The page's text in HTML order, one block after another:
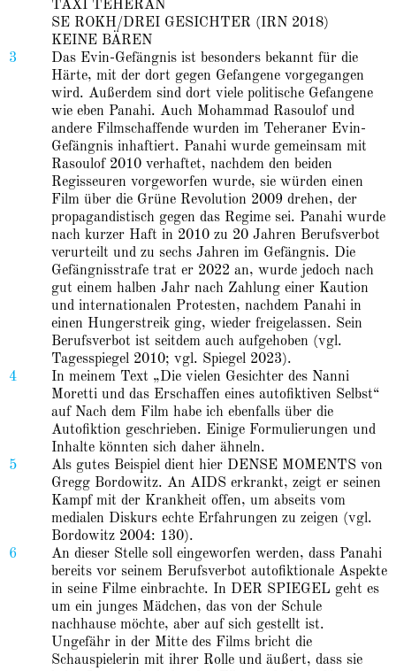
TAXI TEHERAN
SE ROKH/DREI GESICHTER (IRN 2018)
KEINE BÄREN
3
Das Evin-Gefängnis ist besonders bekannt für die
Härte, mit der dort gegen Gefangene vorgegangen
wird. Außerdem sind dort viele politische Gefangene
wie eben Panahi. Auch Mohammad Rasoulof und
andere Filmschaffende wurden im Teheraner Evin-
Gefängnis inhaftiert. Panahi wurde gemeinsam mit
Rasoulof 2010 verhaftet, nachdem den beiden
Regisseuren vorgeworfen wurde, sie würden einen
Film über die Grüne Revolution 2009 drehen, der
propagandistisch gegen das Regime sei. Panahi wurde
nach kurzer Haft in 2010 zu 20 Jahren Berufsverbot
verurteilt und zu sechs Jahren im Gefängnis. Die
Gefängnisstrafe trat er 2022 an, wurde jedoch nach
gut einem halben Jahr nach Zahlung einer Kaution
und internationalen Protesten, nachdem Panahi in
einen Hungerstreik ging, wieder freigelassen. Sein
Berufsverbot ist seitdem auch aufgehoben (vgl.
Tagesspiegel 2010; vgl. Spiegel 2023).
4
In meinem Text „Die vielen Gesichter des Nanni
Moretti und das Erschaffen eines autofiktiven Selbst“
auf Nach dem Film habe ich ebenfalls über die
Autofiktion geschrieben. Einige Formulierungen und
Inhalte könnten sich daher ähneln.
5
Als gutes Beispiel dient hier DENSE MOMENTS von
Gregg Bordowitz. An AIDS erkrankt, zeigt er seinen
Kampf mit der Krankheit offen, um abseits vom
medialen Diskurs echte Erfahrungen zu zeigen (vgl.
Bordowitz 2004: 130).
6
An dieser Stelle soll eingeworfen werden, dass Panahi
bereits vor seinem Berufsverbot autofiktionale Aspekte
in seine Filme einbrachte. In DER SPIEGEL geht es
um ein junges Mädchen, das von der Schule
nachhause möchte, aber auf sich gestellt ist.
Ungefähr in der Mitte des Films bricht die
Schauspielerin mit ihrer Rolle und äußert, dass sie